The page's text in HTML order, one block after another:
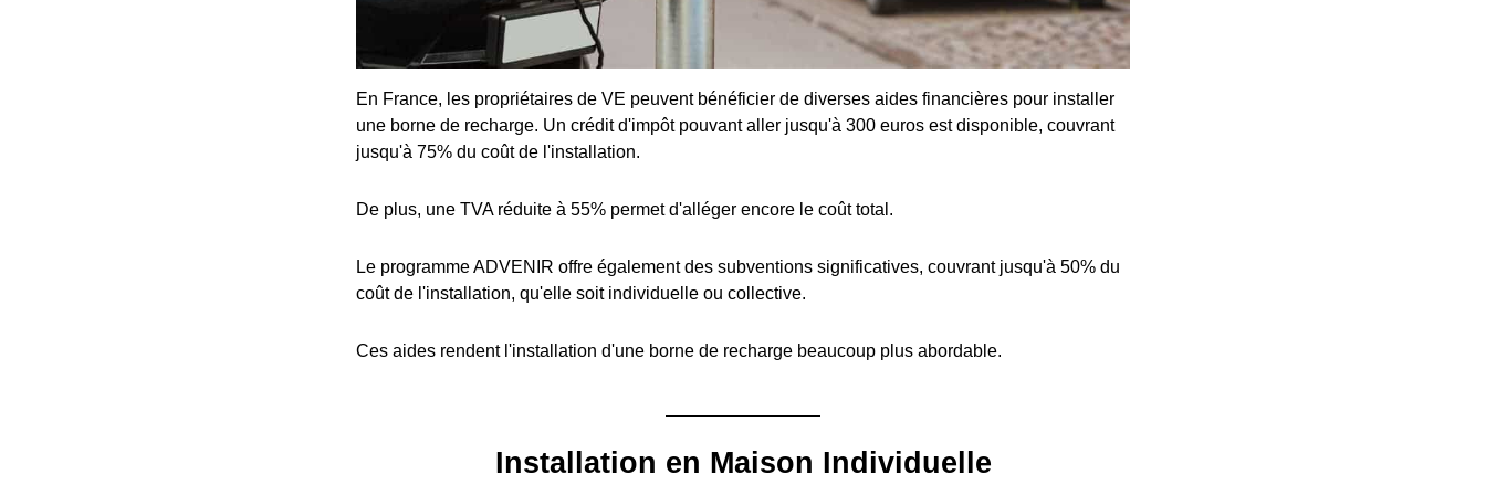
En France, les propriétaires de VE peuvent bénéficier de diverses aides financières pour installer
une borne de recharge. Un crédit d'impôt pouvant aller jusqu'à 300 euros est disponible, couvrant
jusqu'à 75% du coût de l'installation.
De plus, une TVA réduite à 55% permet d'alléger encore le coût total.
Le programme ADVENIR offre également des subventions significatives, couvrant jusqu'à 50% du
coût de l'installation, qu'elle soit individuelle ou collective.
Ces aides rendent l'installation d'une borne de recharge beaucoup plus abordable.
Installation en Maison Individuelle